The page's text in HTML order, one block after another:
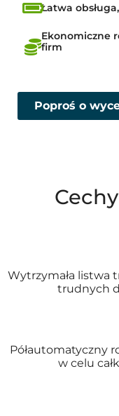
Łatwa
Ekonomiczne
firm
Poproś o
Wytrzymała listwa
trudnych
Półautomatyczny
w celu